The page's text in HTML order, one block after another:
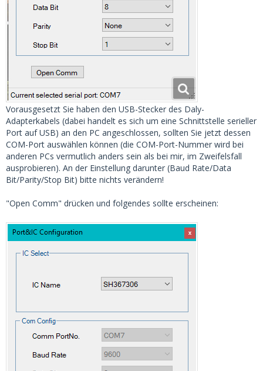
Vorausgesetzt Sie haben den USB-Stecker des Daly-
Adapterkabels (dabei handelt es sich um eine Schnittstelle serieller
Port auf USB) an den PC angeschlossen, sollten Sie jetzt dessen
COM-Port auswählen können (die COM-Port-Nummer wird bei
anderen PCs vermutlich anders sein als bei mir, im Zweifelsfall
ausprobieren). An der Einstellung darunter (Baud Rate/Data
Bit/Parity/Stop Bit) bitte nichts verändern!
"Open Comm" drücken und folgendes sollte erscheinen: